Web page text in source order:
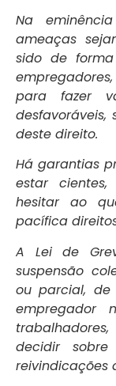
Na
ameaças
sido de
para fazer
deste direito.
Há garantias
estar
hesitar ao
pacífica
A Lei de
suspensão
ou parcial, de
decidir
reivindicações